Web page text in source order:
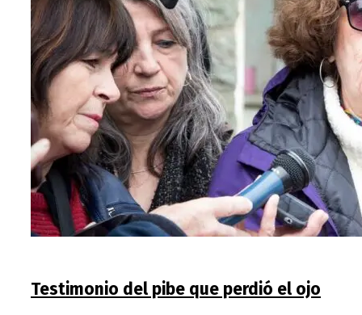
Testimonio del pibe que perdió el ojo